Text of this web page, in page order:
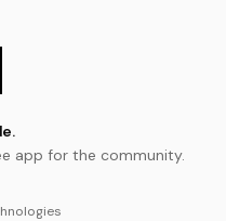
app for the community.